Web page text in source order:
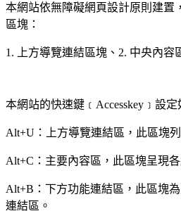
本網站依無障礙網頁設計原則建置
區塊：
1. 上方導覽連結區塊、2. 中央內容
本網站的快速鍵﹝Accesskey﹞設定
Alt+U：上方導覽連結區，此區塊
Alt+C：主要內容區，此區塊呈現
Alt+B：下方功能連結區，此區塊
連結區。